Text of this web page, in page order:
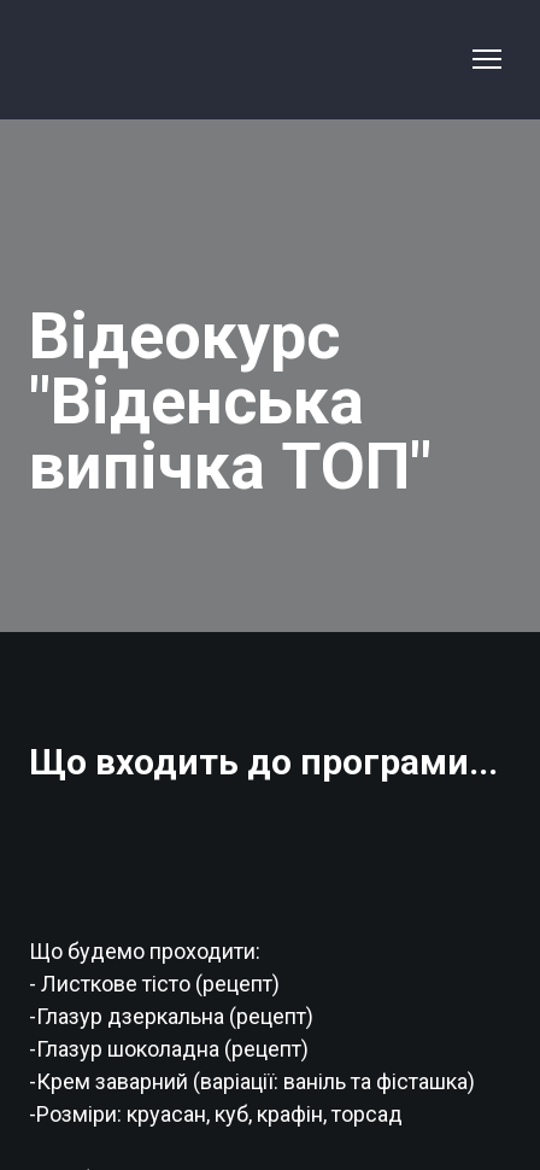
Відеокурс
"Віденська
випічка ТОП"
Що входить до програми...
Що будемо проходити:
- Листкове тісто (рецепт)
-Глазур дзеркальна (рецепт)
-Глазур шоколадна (рецепт)
-Крем заварний (варіації: ваніль та фісташка)
-Розміри: круасан, куб, крафін, торсад